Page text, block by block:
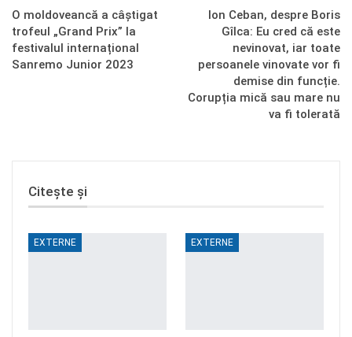
O moldoveancă a câștigat
trofeul „Grand Prix” la
festivalul internațional
Sanremo Junior 2023
Ion Ceban, despre Boris
Gîlca: Eu cred că este
nevinovat, iar toate
persoanele vinovate vor fi
demise din funcție.
Corupția mică sau mare nu
va fi tolerată
Citește și
EXTERNE EXTERNE